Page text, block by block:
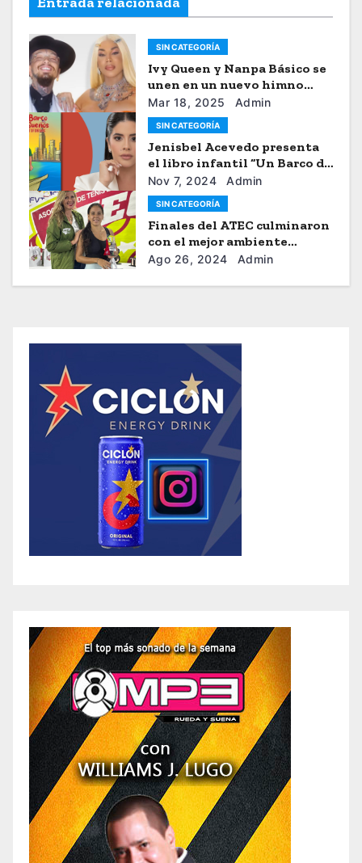
SIN CATEGORÍA
Ivy Queen y Nanpa Básico se
unen en un nuevo himno
musical
Mar 18, 2025 Admin
SIN CATEGORÍA
Jenisbel Acevedo presenta
el libro infantil “Un Barco de
Sueños”
Nov 7, 2024 Admin
SIN CATEGORÍA
Finales del ATEC culminaron
con el mejor ambiente
tenístico
Ago 26, 2024 Admin